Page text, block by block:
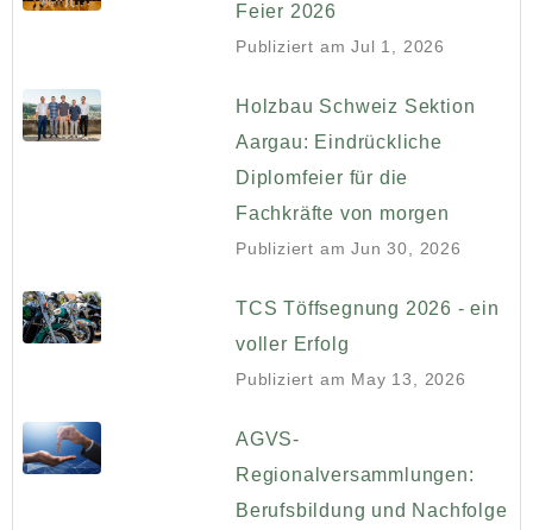
Feier 2026
Publiziert am Jul 1, 2026
Holzbau Schweiz Sektion
Aargau: Eindrückliche
Diplomfeier für die
Fachkräfte von morgen
Publiziert am Jun 30, 2026
TCS Töffsegnung 2026 - ein
voller Erfolg
Publiziert am May 13, 2026
AGVS-
Regionalversammlungen:
Berufsbildung und Nachfolge